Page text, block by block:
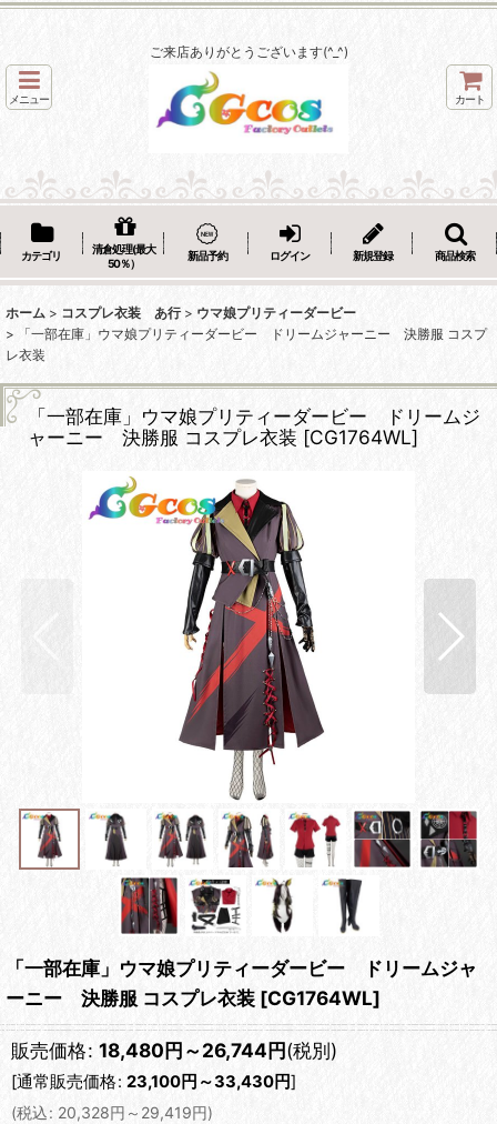
ご来店ありがとうございます(^_^)
メニュー カート
カテゴリ
清倉処理(最大
50％）
新品予約 ログイン 新規登録 商品検索
ホーム > コスプレ衣装 あ行 > ウマ娘プリティーダービー
>
「一部在庫」ウマ娘プリティーダービー ドリームジャーニー 決勝服 コスプ
レ衣装
「一部在庫」ウマ娘プリティーダービー ドリームジ
ャーニー 決勝服 コスプレ衣装 [CG1764WL]
「一部在庫」ウマ娘プリティーダービー ドリームジャ
ーニー 決勝服 コスプレ衣装 [CG1764WL]
販売価格: 18,480円～26,744円(税別)
[通常販売価格: 23,100円 ～33,430円]
(税込: 20,328円 ～29,419円)